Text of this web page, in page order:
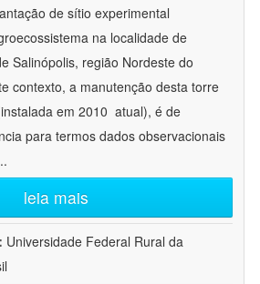
de sítio experimental
na localidade de
Salinópolis, região Nordeste do
contexto, a manutenção desta torre
em 2010  atual), é de
para termos dados observacionais
leia mais
Universidade Federal Rural da